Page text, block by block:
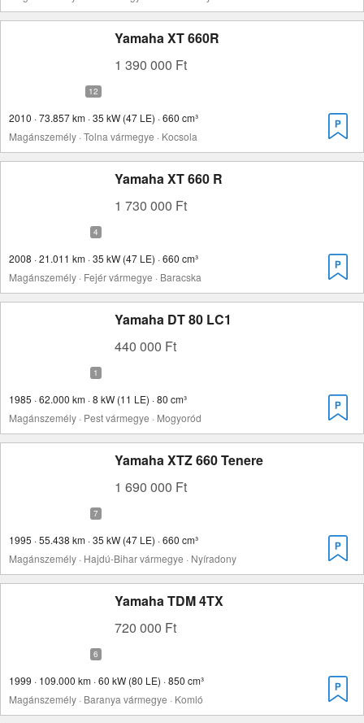
Yamaha XT 660R
1 390 000 Ft
2010 · 73.857 km · 35 kW (47 LE) · 660 cm³
Magánszemély · Tolna vármegye · Kocsola
Yamaha XT 660 R
1 730 000 Ft
2008 · 21.011 km · 35 kW (47 LE) · 660 cm³
Magánszemély · Fejér vármegye · Baracska
Yamaha DT 80 LC1
440 000 Ft
1985 · 62.000 km · 8 kW (11 LE) · 80 cm³
Magánszemély · Pest vármegye · Mogyoród
Yamaha XTZ 660 Tenere
1 690 000 Ft
1995 · 55.438 km · 35 kW (47 LE) · 660 cm³
Magánszemély · Hajdú-Bihar vármegye · Nyíradony
Yamaha TDM 4TX
720 000 Ft
1999 · 109.000 km · 60 kW (80 LE) · 850 cm³
Magánszemély · Baranya vármegye · Komló